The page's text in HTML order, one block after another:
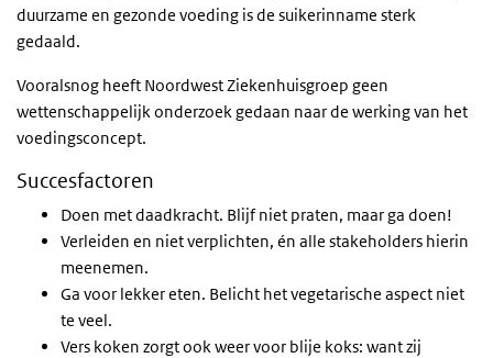
duurzame en gezonde voeding is de suikerinname sterk
gedaald.
Vooralsnog heeft Noordwest Ziekenhuisgroep geen
wettenschappelijk onderzoek gedaan naar de werking van het
voedingsconcept.
Succesfactoren
Doen met daadkracht. Blijf niet praten, maar ga doen!
Verleiden en niet verplichten, én alle stakeholders hierin
meenemen.
Ga voor lekker eten. Belicht het vegetarische aspect niet
te veel.
Vers koken zorgt ook weer voor blije koks: want zij